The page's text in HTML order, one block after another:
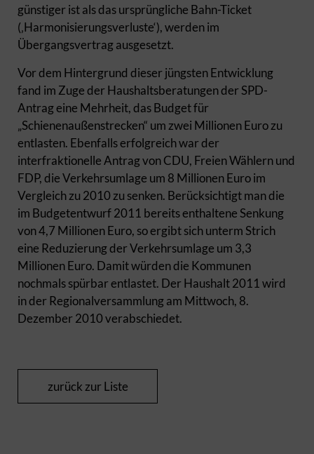
günstiger ist als das ursprüngliche Bahn-Ticket
(‚Harmonisierungsverluste‘), werden im
Übergangsvertrag ausgesetzt.
Vor dem Hintergrund dieser jüngsten Entwicklung
fand im Zuge der Haushaltsberatungen der SPD-
Antrag eine Mehrheit, das Budget für
„Schienenaußenstrecken“ um zwei Millionen Euro zu
entlasten. Ebenfalls erfolgreich war der
interfraktionelle Antrag von CDU, Freien Wählern und
FDP, die Verkehrsumlage um 8 Millionen Euro im
Vergleich zu 2010 zu senken. Berücksichtigt man die
im Budgetentwurf 2011 bereits enthaltene Senkung
von 4,7 Millionen Euro, so ergibt sich unterm Strich
eine Reduzierung der Verkehrsumlage um 3,3
Millionen Euro. Damit würden die Kommunen
nochmals spürbar entlastet. Der Haushalt 2011 wird
in der Regionalversammlung am Mittwoch, 8.
Dezember 2010 verabschiedet.
zurück zur Liste